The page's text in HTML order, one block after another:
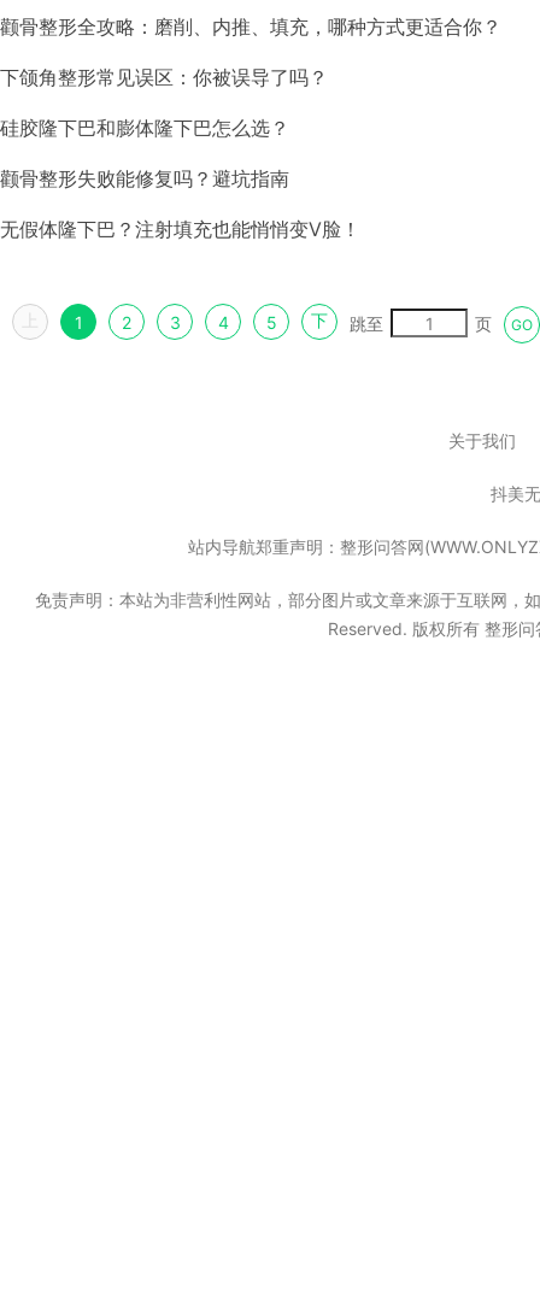
颧骨整形全攻略：磨削、内推、填充，哪种方式更适合你？
下颌角整形常见误区：你被误导了吗？
硅胶隆下巴和膨体隆下巴怎么选？
颧骨整形失败能修复吗？避坑指南
无假体隆下巴？注射填充也能悄悄变V脸！
1 2 3 4 5 下 跳至 页 GO
关于我们
抖美
站内导航郑重声明：整形问答网
免责声明：本站为非营利性网站，部分图片或文章来源于互联网，
Reserved. 版权所有 整形问